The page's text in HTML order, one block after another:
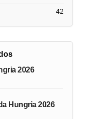
42
2026
Hungria 2026